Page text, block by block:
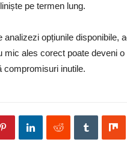
pe termen lung.
analizezi opțiunile disponibile,
mic ales corect poate deveni
compromisuri inutile.